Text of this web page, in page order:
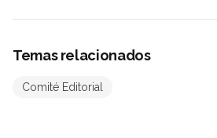
Temas relacionados
Comité Editorial